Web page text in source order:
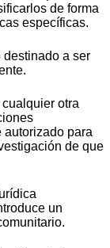
de forma
específicas.
destinado a ser
otra
autorizado para
de que
un